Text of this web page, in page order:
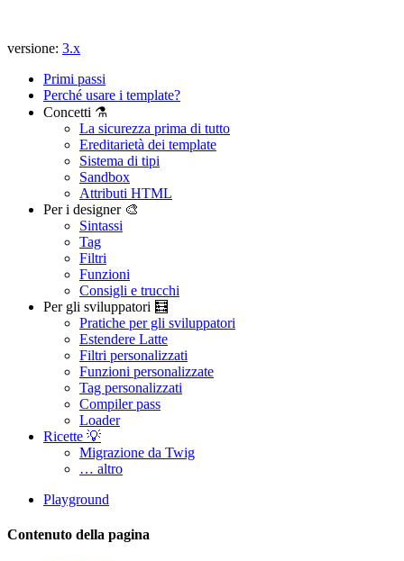
Avete riscontrato un problema in questa pagina?
Mostra su GitHub(quindi premere E per modificare)
Apri anteprima
Segnala un problema con questa pagina su GitHub
versione: 3.x
Primi passi
Perché usare i template?
Concetti ⚗️
La sicurezza prima di tutto
Ereditarietà dei template
Sistema di tipi
Sandbox
Attributi HTML
Per i designer 🎨
Sintassi
Tag
Filtri
Funzioni
Consigli e trucchi
Per gli sviluppatori 🧮
Pratiche per gli sviluppatori
Estendere Latte
Filtri personalizzati
Funzioni personalizzate
Tag personalizzati
Compiler pass
Loader
Ricette 💡
Migrazione da Twig
… altro
Playground
Contenuto della pagina